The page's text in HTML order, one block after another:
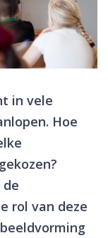
in vele
Hoe
rol van deze